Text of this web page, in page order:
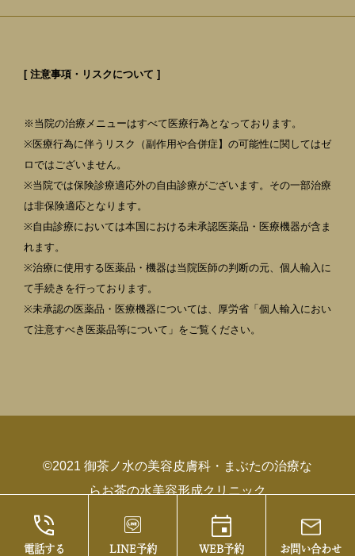
電話する LINE予約 WEB予約 お問い合わせ
[ 注意事項・リスクについて ]
※当院の治療メニューはすべて医療行為となっております。
※医療行為に伴うリスク（副作用や合併症】の可能性に関してはゼ
ロではございません。
※当院では保険診療適応外の自由診療がございます。その一部治療
は非保険適応となります。
※自由診療においては本国における未承認医薬品・医療機器が含ま
れます。
※治療に使用する医薬品・機器は当院医師の判断の元、個人輸入に
て手続きを行っております。
※未承認の医薬品・医療機器については、厚労省「個人輸入におい
て注意すべき医薬品等について」をご覧ください。
©2021 御茶ノ水の美容皮膚科・まぶたの治療な
らお茶の水美容形成クリニック